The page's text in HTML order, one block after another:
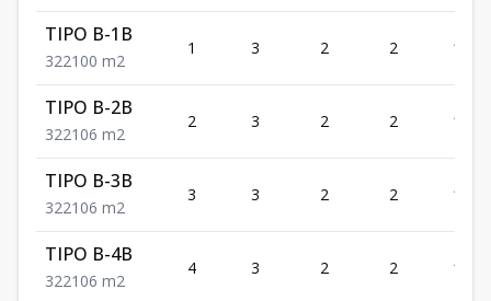
TIPO B-1B
322100 m2
1 3 2 2 100
TIPO B-2B
322106 m2
2 3 2 2 106
TIPO B-3B
322106 m2
3 3 2 2 106
TIPO B-4B
322106 m2
4 3 2 2 106